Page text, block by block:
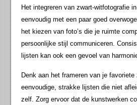
Het integreren van zwart-witfotografie
eenvoudig met een paar goed
het kiezen van foto’s die je ruimte
persoonlijke stijl communiceren.
lijsten kan ook een gevoel van
Denk aan het frameren van je
eenvoudige, strakke lijsten die niet
zelf. Zorg ervoor dat de kunstwerken